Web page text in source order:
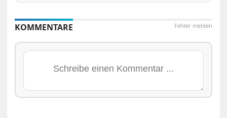
Fehler melden
KOMMENTARE